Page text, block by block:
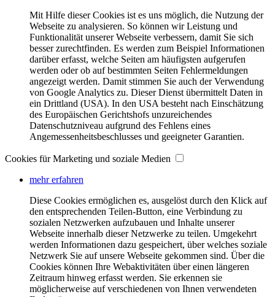
Mit Hilfe dieser Cookies ist es uns möglich, die Nutzung der
Webseite zu analysieren. So können wir Leistung und
Funktionalität unserer Webseite verbessern, damit Sie sich
besser zurechtfinden. Es werden zum Beispiel Informationen
darüber erfasst, welche Seiten am häufigsten aufgerufen
werden oder ob auf bestimmten Seiten Fehlermeldungen
angezeigt werden. Damit stimmen Sie auch der Verwendung
von Google Analytics zu. Dieser Dienst übermittelt Daten in
ein Drittland (USA). In den USA besteht nach Einschätzung
des Europäischen Gerichtshofs unzureichendes
Datenschutzniveau aufgrund des Fehlens eines
Angemessenheitsbeschlusses und geeigneter Garantien.
Cookies für Marketing und soziale Medien
mehr erfahren
Diese Cookies ermöglichen es, ausgelöst durch den Klick auf
den entsprechenden Teilen-Button, eine Verbindung zu
sozialen Netzwerken aufzubauen und Inhalte unserer
Webseite innerhalb dieser Netzwerke zu teilen. Umgekehrt
werden Informationen dazu gespeichert, über welches soziale
Netzwerk Sie auf unsere Webseite gekommen sind. Über die
Cookies können Ihre Webaktivitäten über einen längeren
Zeitraum hinweg erfasst werden. Sie erkennen sie
möglicherweise auf verschiedenen von Ihnen verwendeten